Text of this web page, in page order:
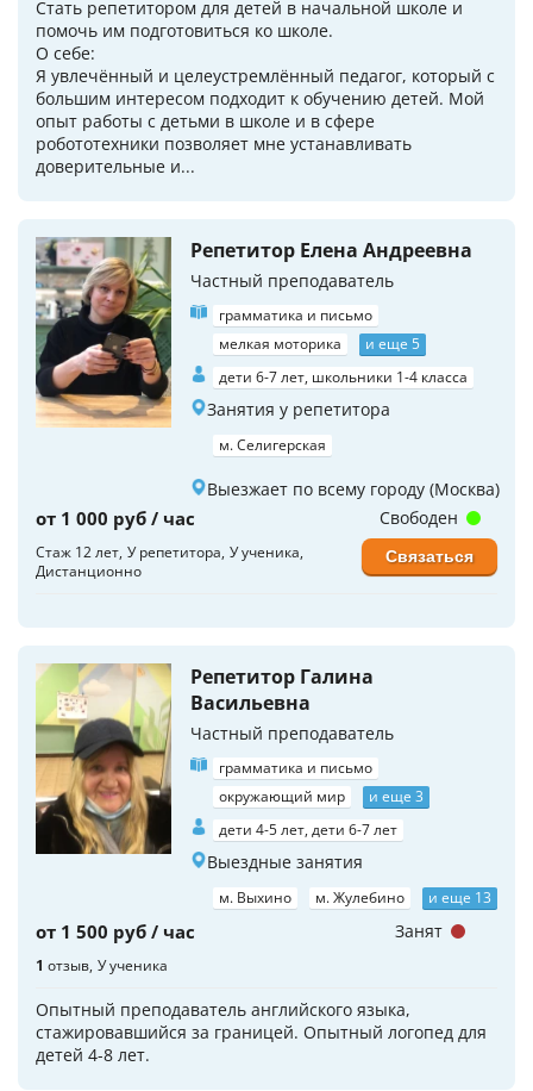
Стать репетитором для детей в начальной школе и
помочь им подготовиться ко школе.
О себе:
Я увлечённый и целеустремлённый педагог, который с
большим интересом подходит к обучению детей. Мой
опыт работы с детьми в школе и в сфере
робототехники позволяет мне устанавливать
доверительные и...
Репетитор Елена Андреевна
Частный преподаватель
грамматика и письмо
мелкая моторика
и еще 5
дети 6-7 лет, школьники 1-4 класса
Занятия у репетитора
м. Селигерская
Выезжает по всему городу (Москва)
от 1 000 руб / час
Стаж 12 лет У репетитора У ученика
Дистанционно
Свободен
Связаться
Репетитор Галина
Васильевна
Частный преподаватель
грамматика и письмо
окружающий мир
и еще 3
дети 4-5 лет, дети 6-7 лет
Выездные занятия
м. Выхино м. Жулебино и еще 13
от 1 500 руб / час
1 отзыв У ученика
Опытный преподаватель английского языка,
стажировавшийся за границей. Опытный логопед для
детей 4-8 лет.
Занят